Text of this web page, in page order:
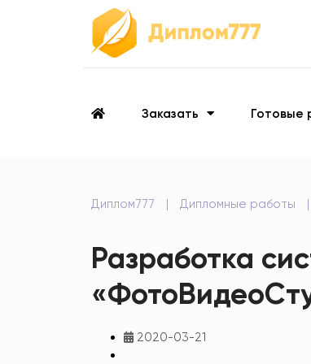
Заказать Готовые
Диплом777 | Дипломные работы |
Разработка
2020-03-21